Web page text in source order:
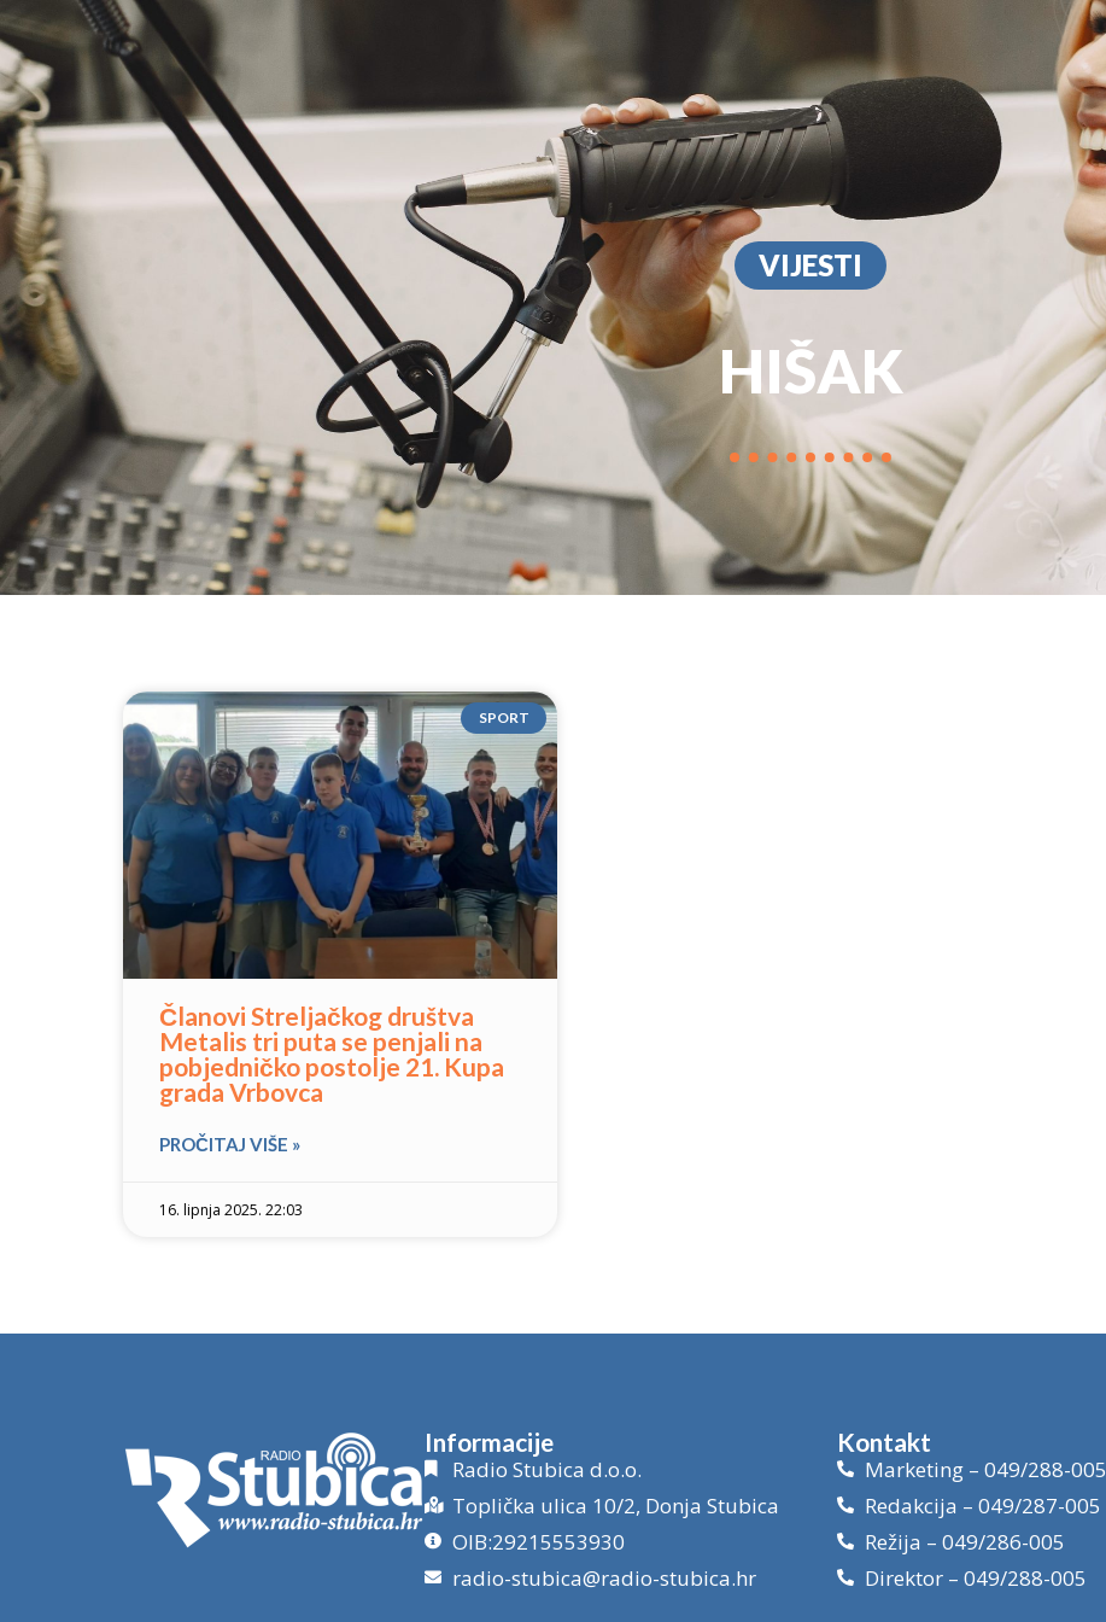
PROGRAM MARKETING
VIJESTI
HIŠAK
SPORT
Članovi Streljačkog društva
Metalis tri puta se penjali na
pobjedničko postolje 21. Kupa
grada Vrbovca
PROČITAJ VIŠE »
16. lipnja 2025. 22:03
Informacije
Radio Stubica d.o.o.
Toplička ulica 10/2, Donja Stubica
OIB:29215553930
radio-stubica@radio-stubica.hr
Kontakt
Marketing – 049/288-005
Redakcija – 049/287-005
Režija – 049/286-005
Direktor – 049/288-005